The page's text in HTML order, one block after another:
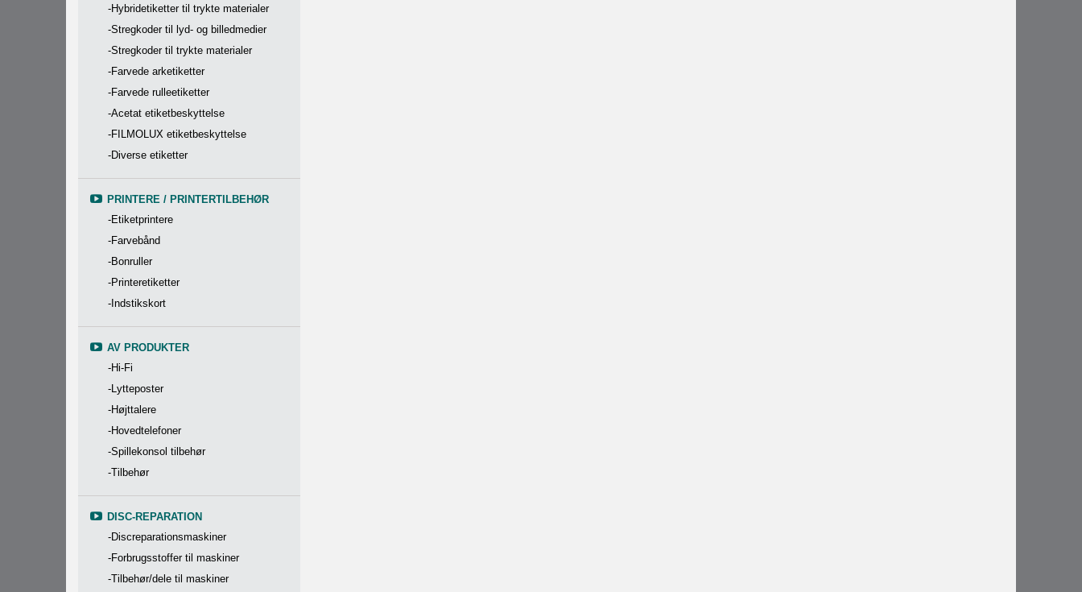
-Hybridetiketter til trykte materialer
-Stregkoder til lyd- og billedmedier
-Stregkoder til trykte materialer
-Farvede arketiketter
-Farvede rulleetiketter
-Acetat etiketbeskyttelse
-FILMOLUX etiketbeskyttelse
-Diverse etiketter
PRINTERE / PRINTERTILBEHØR
-Etiketprintere
-Farvebånd
-Bonruller
-Printeretiketter
-Indstikskort
AV PRODUKTER
-Hi-Fi
-Lytteposter
-Højttalere
-Hovedtelefoner
-Spillekonsol tilbehør
-Tilbehør
DISC-REPARATION
-Discreparationsmaskiner
-Forbrugsstoffer til maskiner
-Tilbehør/dele til maskiner